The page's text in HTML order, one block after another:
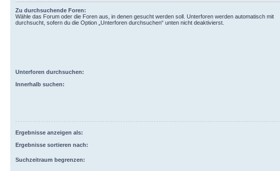
Zu durchsuchende Foren:
Wähle das Forum oder die Foren aus, in denen gesucht werden soll. Unterforen werden automatisch mit
durchsucht, sofern du die Option „Unterforen durchsuchen“ unten nicht deaktivierst.
Unterforen durchsuchen:
Innerhalb suchen:
Ergebnisse anzeigen als:
Ergebnisse sortieren nach:
Suchzeitraum begrenzen: